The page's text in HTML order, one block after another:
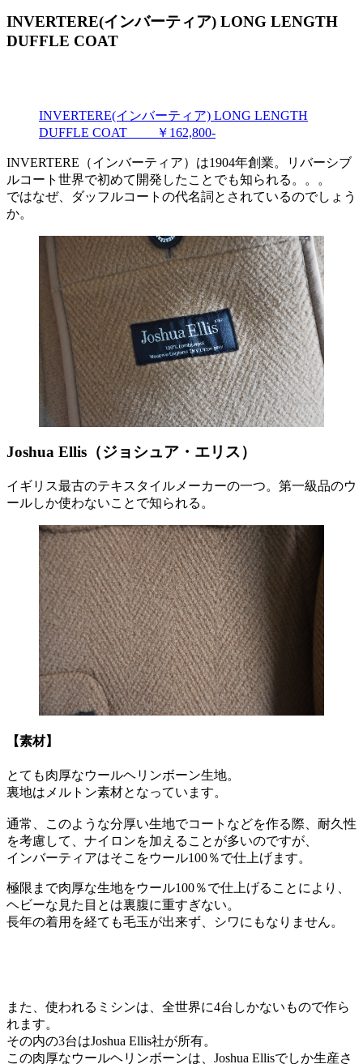
INVERTERE(インバーティア) LONG LENGTH
DUFFLE COAT
INVERTERE(インバーティア) LONG LENGTH
DUFFLE COAT ￥162,800-
INVERTERE（インバーティア）は1904年創業。リバーシブ
ルコート世界で初めて開発したことでも知られる。。。
ではなぜ、ダッフルコートの代名詞とされているのでしょう
か。
Joshua Ellis（ジョシュア・エリス）
イギリス最古のテキスタイルメーカーの一つ。第一級品のウ
ールしか使わないことで知られる。
【素材】
とても肉厚なウールヘリンボーン生地。
裏地はメルトン素材となっています。
通常、このような分厚い生地でコートなどを作る際、耐久性
を考慮して、ナイロンを加えることが多いのですが、
インバーティアはそこをウール100％で仕上げます。
極限まで肉厚な生地をウール100％で仕上げることにより、
ヘビーな見た目とは裏腹に重すぎない。
長年の着用を経ても毛玉が出来ず、シワにもなりません。
また、使われるミシンは、全世界に4台しかないもので作ら
れます。
その内の3台はJoshua Ellis社が所有。
この肉厚なウールヘリンボーンは、Joshua Ellisでしか生産さ